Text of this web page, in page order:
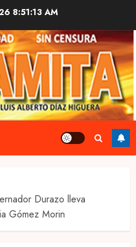
8:51:14 AM
Durazo lleva
Gómez Morin